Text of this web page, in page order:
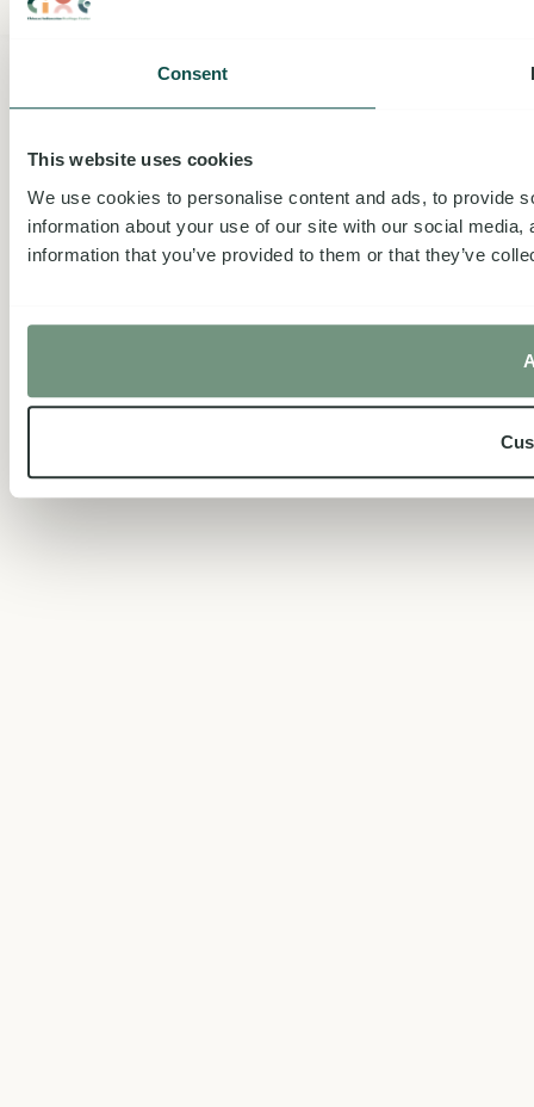
Consent
This website uses cookies
We use cookies to personalise content and ads, to provide
information about your use of our site with our social
information that you’ve provided to them or that they’ve